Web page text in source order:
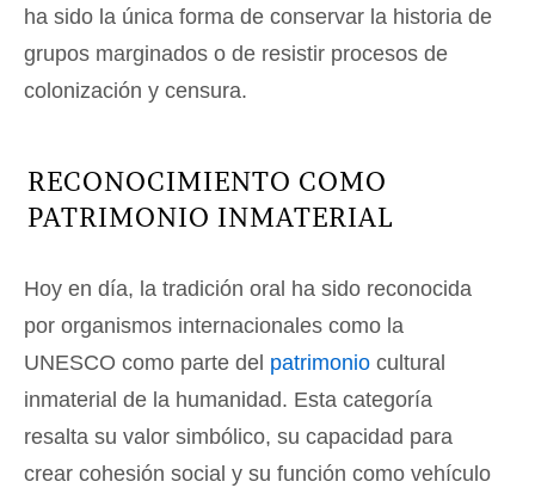
ha sido la única forma de conservar la historia de
grupos marginados o de resistir procesos de
colonización y censura.
RECONOCIMIENTO COMO
PATRIMONIO INMATERIAL
Hoy en día, la tradición oral ha sido reconocida
por organismos internacionales como la
UNESCO como parte del patrimonio cultural
inmaterial de la humanidad. Esta categoría
resalta su valor simbólico, su capacidad para
crear cohesión social y su función como vehículo